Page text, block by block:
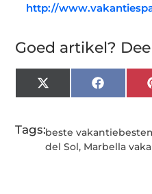
http://
Goed artikel?
X
(Twitter)
Tags:beste
del Sol, Marbella